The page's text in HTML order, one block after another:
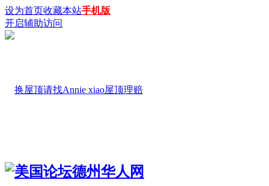
设为首页收藏本站手机版
开启辅助访问